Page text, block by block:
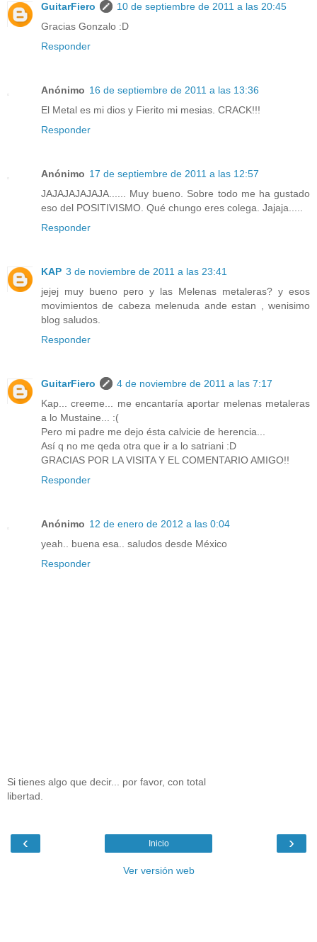
GuitarFiero
10 de septiembre de 2011 a las 20:45
Gracias Gonzalo :D
Responder
Anónimo 16 de septiembre de 2011 a las 13:36
El Metal es mi dios y Fierito mi mesias. CRACK!!!
Responder
Anónimo 17 de septiembre de 2011 a las 12:57
JAJAJAJAJAJA...... Muy bueno. Sobre todo me ha gustado
eso del POSITIVISMO. Qué chungo eres colega. Jajaja.....
Responder
KAP 3 de noviembre de 2011 a las 23:41
jejej muy bueno pero y las Melenas metaleras? y esos
movimientos de cabeza melenuda ande estan , wenisimo
blog saludos.
Responder
GuitarFiero
4 de noviembre de 2011 a las 7:17
Kap... creeme... me encantaría aportar melenas metaleras
a lo Mustaine... :(
Pero mi padre me dejo ésta calvicie de herencia...
Así q no me qeda otra que ir a lo satriani :D
GRACIAS POR LA VISITA Y EL COMENTARIO AMIGO!!
Responder
Anónimo 12 de enero de 2012 a las 0:04
yeah.. buena esa.. saludos desde México
Responder
Si tienes algo que decir... por favor, con total
libertad.
‹ ›
Inicio
Ver versión web